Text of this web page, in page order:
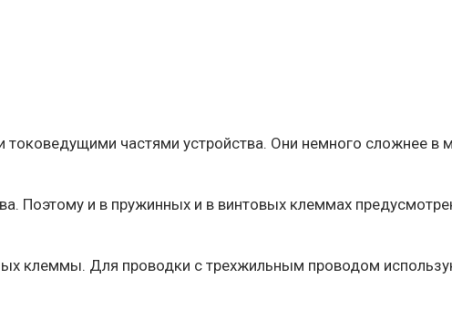
частями устройства. Они немного сложнее в
Поэтому и в пружинных и в винтовых клеммах
клеммы. Для проводки с трехжильным проводом